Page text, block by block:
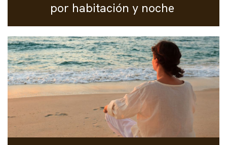
por habitación y noche